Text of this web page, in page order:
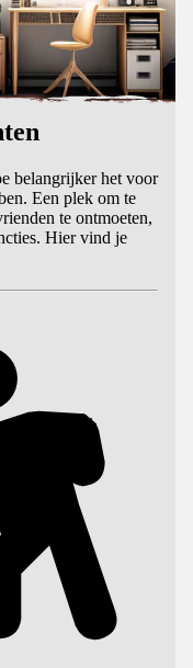
belangrijker het voor
Een plek om te
te ontmoeten,
Hier vind je